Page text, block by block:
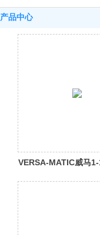
产品中心
VERSA-MATIC威马